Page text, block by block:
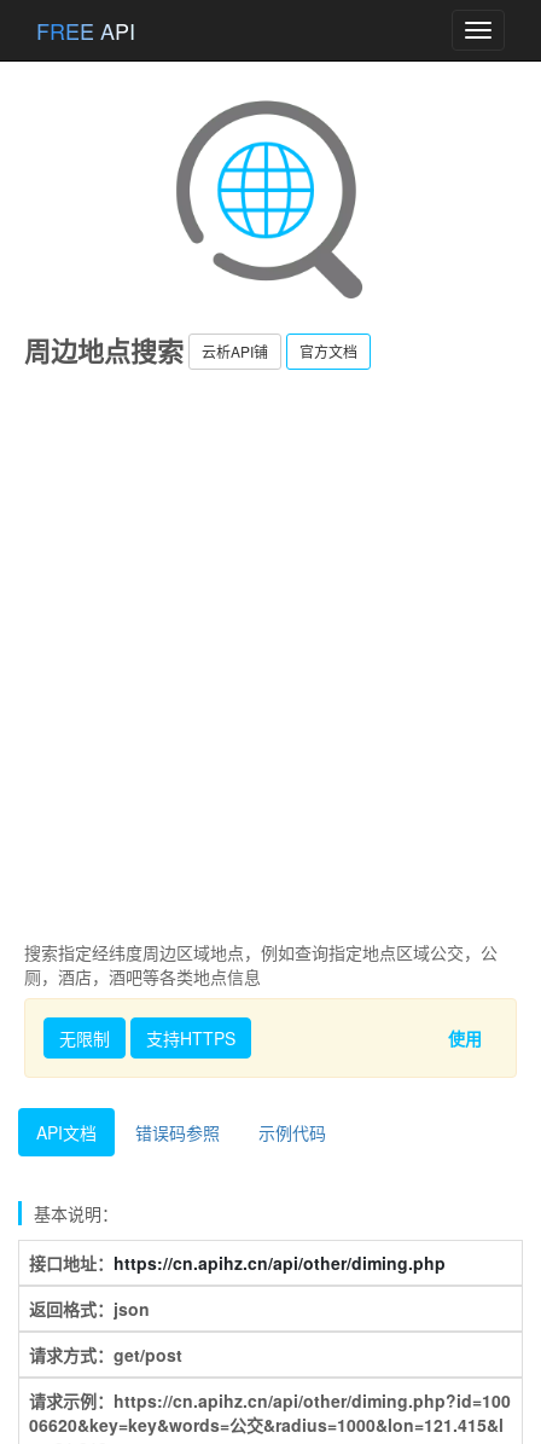
Toggle
FREE API
周边地点搜索 云析API铺 官方文档
搜索指定经纬度周边区域地点，例如查询指定地点区域公交，公
厕，酒店，酒吧等各类地点信息
无限制 支持HTTPS 使用
API文档 错误码参照 示例代码
基本说明：
接口地址： https://cn.apihz.cn/api/other/diming.php
返回格式：json
请求方式：get/post
请求示例：https://cn.apihz.cn/api/other/diming.php?id=100
06620&key=key&words=公交&radius=1000&lon=121.415&l